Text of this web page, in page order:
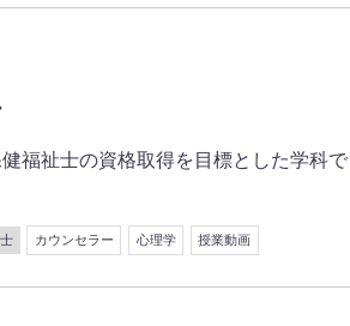
福祉士の資格取得を目標とした学科で
カウンセラー 心理学 授業動画